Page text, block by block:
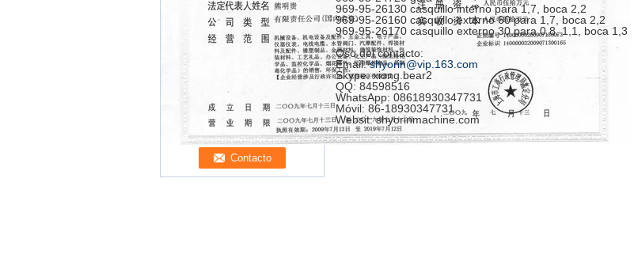
969-95-26130 casquillo interno para 1,7, boca 2,2
969-95-26160 casquillo externo 60 para 1,7, boca 2,2
969-95-26170 casquillo externo 30 para 0,8, 1,1, boca 1,3
Oso del contacto:
Email:shyorin@vip.163.com
Skype: xiong.bear2
QQ: 84598516
WhatsApp: 08618930347731
Móvil: 86-18930347731
Websit: shyorinmachine.com